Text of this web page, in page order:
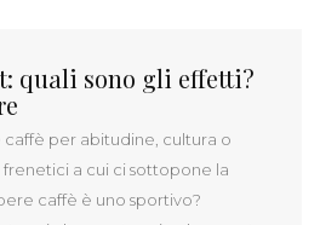
quali sono gli effetti?
per abitudine, cultura o
frenetici a cui ci sottopone la
caffè è uno sportivo?